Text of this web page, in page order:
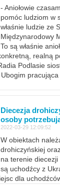
- Aniołowie
pomóc ludziom w
właśnie ludzie ze
Międzynarodowy
To są właśnie
realną
Podlasie
Diecezja
osoby
2022-03-29 12:09:52
W obiektach
drohiczyńskiej
na terenie
są uchodźcy z
dla